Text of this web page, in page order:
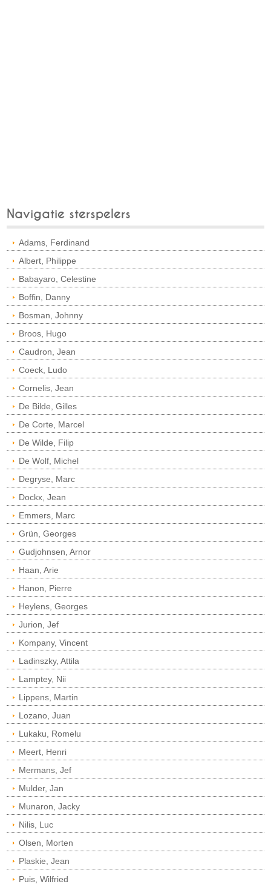
Navigatie sterspelers
Adams, Ferdinand
Albert, Philippe
Babayaro, Celestine
Boffin, Danny
Bosman, Johnny
Broos, Hugo
Caudron, Jean
Coeck, Ludo
Cornelis, Jean
De Bilde, Gilles
De Corte, Marcel
De Wilde, Filip
De Wolf, Michel
Degryse, Marc
Dockx, Jean
Emmers, Marc
Grün, Georges
Gudjohnsen, Arnor
Haan, Arie
Hanon, Pierre
Heylens, Georges
Jurion, Jef
Kompany, Vincent
Ladinszky, Attila
Lamptey, Nii
Lippens, Martin
Lozano, Juan
Lukaku, Romelu
Meert, Henri
Mermans, Jef
Mulder, Jan
Munaron, Jacky
Nilis, Luc
Olsen, Morten
Plaskie, Jean
Puis, Wilfried